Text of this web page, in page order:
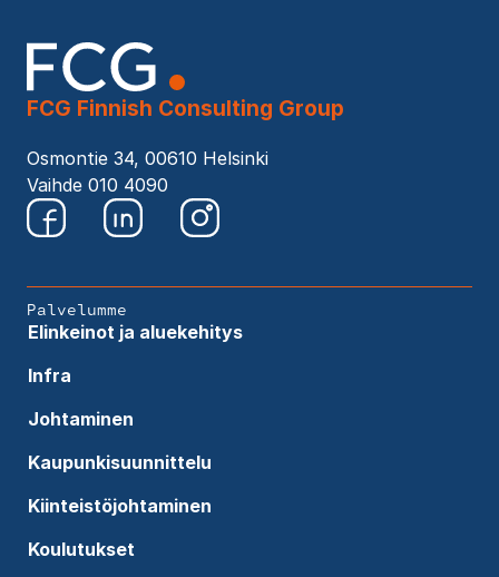
FCG Finnish Consulting Group
Osmontie 34, 00610 Helsinki
Vaihde 010 4090
Palvelumme
Elinkeinot ja aluekehitys
Infra
Johtaminen
Kaupunkisuunnittelu
Kiinteistöjohtaminen
Koulutukset